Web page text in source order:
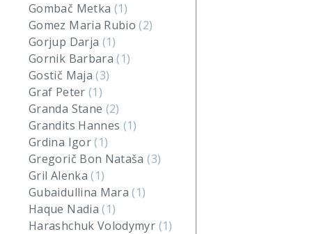
Gombač Metka (1)
Gomez Maria Rubio(2)
Gorjup Darja (1)
Gornik Barbara(1)
Gostič Maja(3)
Graf Peter (1)
Granda Stane (2)
Grandits Hannes (1)
Grdina Igor(1)
Gregorič Bon Nataša(3)
Gril Alenka(1)
Gubaidullina Mara(1)
Haque Nadia(1)
Harashchuk Volodymyr (1)